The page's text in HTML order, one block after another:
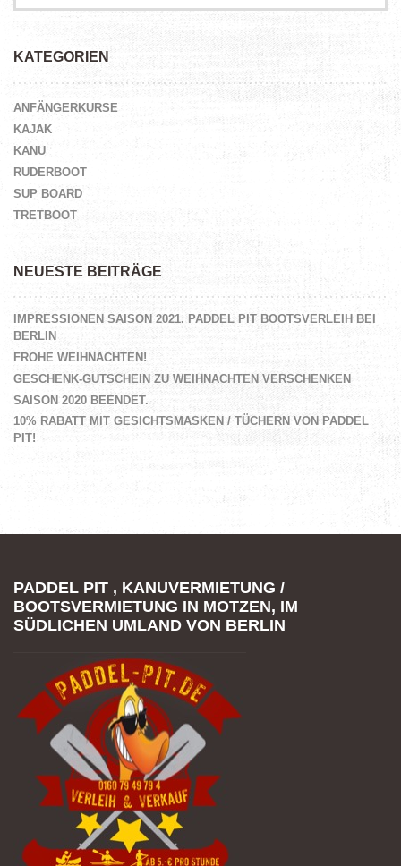
KATEGORIEN
ANFÄNGERKURSE
KAJAK
KANU
RUDERBOOT
SUP BOARD
TRETBOOT
NEUESTE BEITRÄGE
IMPRESSIONEN SAISON 2021. PADDEL PIT BOOTSVERLEIH BEI
BERLIN
FROHE WEIHNACHTEN!
GESCHENK-GUTSCHEIN ZU WEIHNACHTEN VERSCHENKEN
SAISON 2020 BEENDET.
10% RABATT MIT GESICHTSMASKEN / TÜCHERN VON PADDEL
PIT!
PADDEL PIT , KANUVERMIETUNG /
BOOTSVERMIETUNG IN MOTZEN, IM
SÜDLICHEN UMLAND VON BERLIN